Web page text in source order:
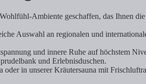
Ambiente geschaffen, das Ihnen
Auswahl an regionalen und
und innere Ruhe auf höchstem
und Erlebnisduschen.
oder in unserer Kräutersauna mit